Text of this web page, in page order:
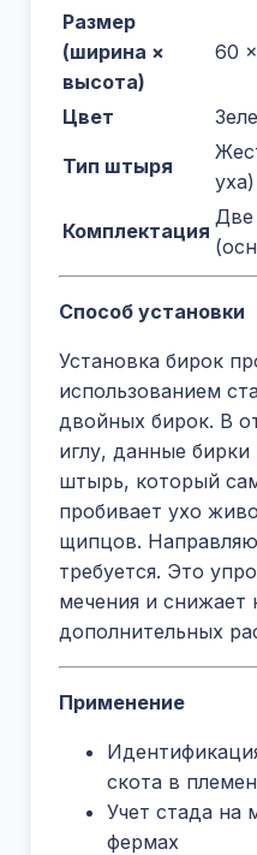
Размер
(ширина ×
высота)
60
Цвет
Тип штыря
уха)
Комплектация
Две
Способ установки
Установка бирок
использованием
двойных бирок. В
иглу, данные
штырь, который
пробивает ухо
щипцов.
требуется. Это
мечения и снижает
дополнительных
Применение
скота в
Учет стада на
фермах